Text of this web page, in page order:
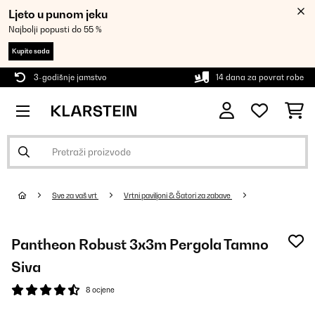
Ljeto u punom jeku
Najbolji popusti do 55 %
Kupite sada
3-godišnje jamstvo 14 dana za povrat robe
Sve za vaš vrt Vrtni paviljoni & Šatori za zabave
Pantheon Robust 3x3m Pergola Tamno
Siva
8 ocjene